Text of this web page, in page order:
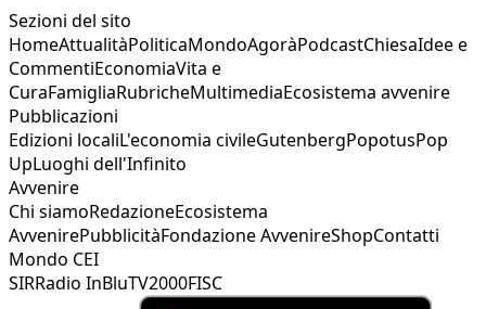
Sezioni del sito
HomeAttualitàPoliticaMondoAgoràPodcastChiesaIdee e
CommentiEconomiaVita e
CuraFamigliaRubricheMultimediaEcosistema avvenire
Pubblicazioni
Edizioni localiL'economia civileGutenbergPopotusPop
UpLuoghi dell'Infinito
Avvenire
Chi siamoRedazioneEcosistema
AvvenirePubblicitàFondazione AvvenireShopContatti
Mondo CEI
SIRRadio InBluTV2000FISC